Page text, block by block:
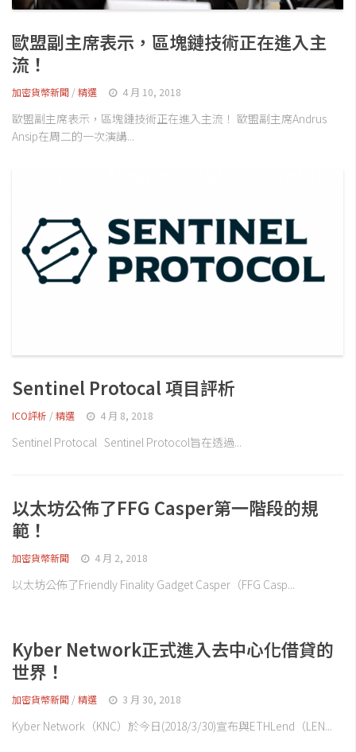
歐盟副主席表示，區塊鏈技術正在進入主
流！
加密貨幣新聞 /精選 4 月 10, 2018
歐盟副主席表示，區塊鏈技術正在進入主流！ 歐盟副主席Andrus
Ansip在周二的一次演講...
Sentinel Protocal 項目評析
ICO評析 /精選 4 月 8, 2018
Sentinel Protocal Sentinel Protocol旨在透過...
以太坊公佈了FFG Casper第一階段的規
範！
加密貨幣新聞 4 月 2, 2018
以太坊公佈了Friendly Finality Gadget Casper（FFG Casp...
Kyber Network正式進入去中心化借貸的
世界！
加密貨幣新聞 /精選 3 月 30, 2018
Kyber Network（KNC）於今日(2018/3/30)宣布與ETHLend（LEN...